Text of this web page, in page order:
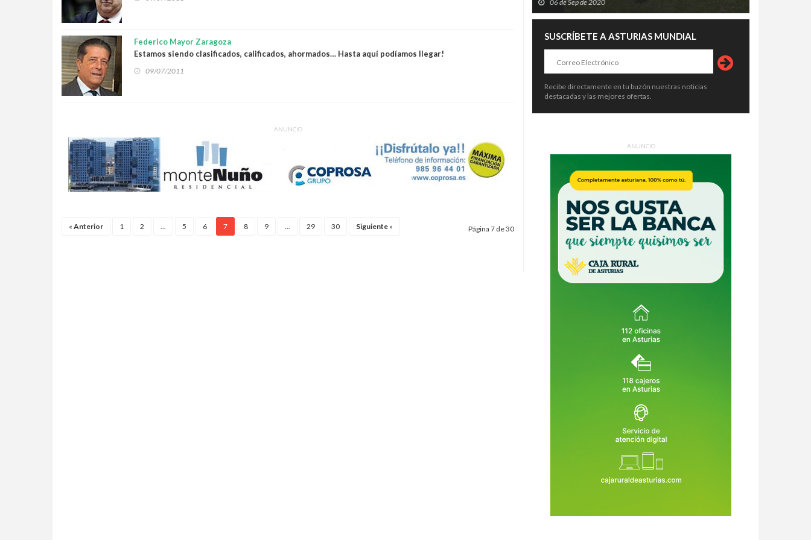
Federico Mayor Zaragoza
Estamos siendo clasificados, calificados, ahormados… Hasta aquí podíamos llegar!
09/07/2011
ANUNCIO
« Anterior 1 2 ... 5 6 7 8 9 ... 29 30 Siguiente » Página 7 de 30
06 de Sep de 2020
SUSCRÍBETE A ASTURIAS MUNDIAL
Recibe directamente en tu buzón nuestras noticias
destacadas y las mejores ofertas.
ANUNCIO